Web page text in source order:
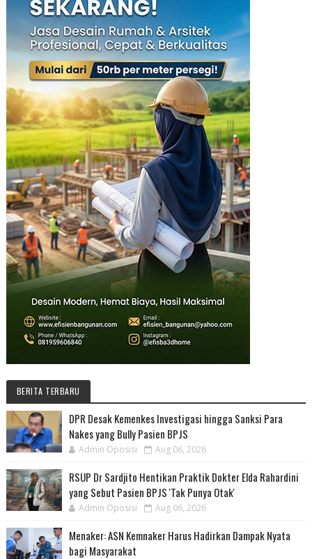
BERITA TERBARU
DPR Desak Kemenkes Investigasi hingga Sanksi Para
Nakes yang Bully Pasien BPJS
Admin Oposisi Aug 06, 2026
RSUP Dr Sardjito Hentikan Praktik Dokter Elda Rahardini
yang Sebut Pasien BPJS 'Tak Punya Otak'
Admin Oposisi Aug 06, 2026
Menaker: ASN Kemnaker Harus Hadirkan Dampak Nyata
bagi Masyarakat